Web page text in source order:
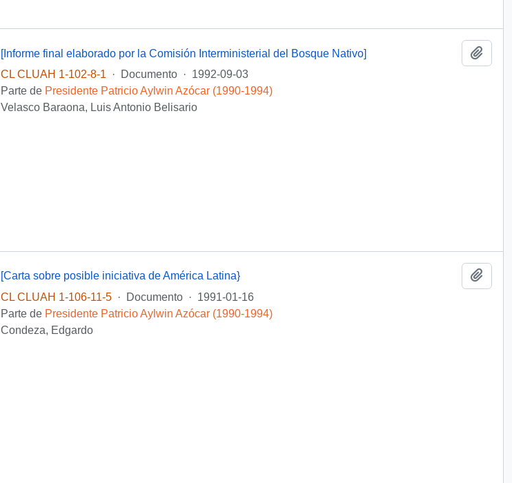
[Informe final elaborado por la Comisión Interministerial del Bosque Nativo]
CL CLUAH 1-102-8-1
· Documento · 1992-09-03
Parte de Presidente Patricio Aylwin Azócar (1990-1994)
Velasco Baraona, Luis Antonio Belisario
[Carta sobre posible iniciativa de América Latina}
CL CLUAH 1-106-11-5
· Documento · 1991-01-16
Parte de Presidente Patricio Aylwin Azócar (1990-1994)
Condeza, Edgardo